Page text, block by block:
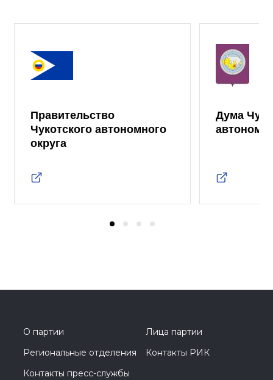
Правительство
Чукотского автономного
округа
Дума
О партии
Лица партии
Региональные отделения
Контакты РИК
Контакты пресс-службы